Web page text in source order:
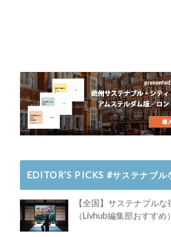
EDITOR’S PICKS #サステナブル
【全国】サステナブル
（Livhub編集部おすすめ）